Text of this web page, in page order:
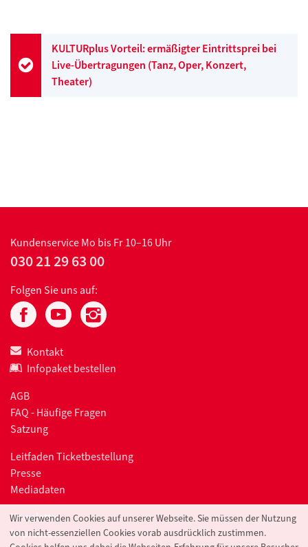
KULTURplus Vorteil: ermäßigter Eintrittsprei bei
Live-Übertragungen (Tanz, Oper, Konzert,
Theater)
KundenserviceMo bis Fr 10–16 Uhr
030 21 29 63 00
Folgen Sie uns auf:
Kontakt
Infopaket bestellen
AGB
FAQ - Häufige Fragen
Satzung
Leitfaden Ticketbestellung
Presse
Mediadaten
Newsletter
Impressum
Wir verwenden Cookies auf unserer Webseite. Sie müssen der Nutzung
von nicht-essenziellen Cookies vorab ausdrücklich zustimmen.